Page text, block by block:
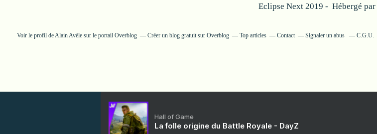
Eclipse Next 2019 - Hébergé par
Voir le profil deAlain Avèlesur le portail Overblog Créer un blog gratuit sur Overblog Top articles Contact Signaler un abus C.G.U.
Hall of Game
La folle origine du Battle Royale - DayZ